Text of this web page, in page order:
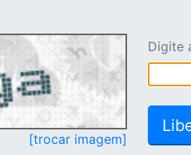
[trocar imagem]
Digite